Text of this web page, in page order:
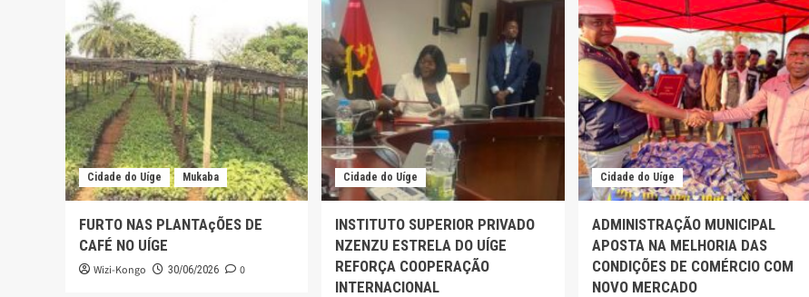
Cidade do Uíge Mukaba
FURTO NAS PLANTAçÕES DE
CAFÉ NO UÍGE
Wizi-Kongo 30/06/2026 0
Cidade do Uíge
INSTITUTO SUPERIOR PRIVADO
NZENZU ESTRELA DO UÍGE
REFORÇA COOPERAÇÃO
INTERNACIONAL
Cidade do Uíge
ADMINISTRAÇÃO MUNICIPAL
APOSTA NA MELHORIA DAS
CONDIÇÕES DE COMÉRCIO COM
NOVO MERCADO